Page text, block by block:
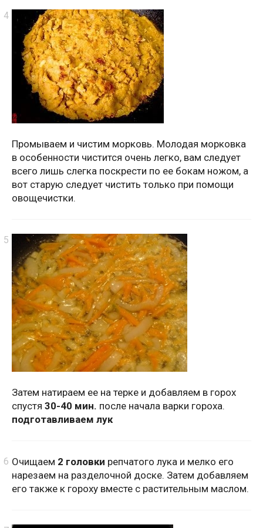
Промываем и чистим морковь. Молодая морковка
в особенности чистится очень легко, вам следует
всего лишь слегка поскрести по ее бокам ножом, а
вот старую следует чистить только при помощи
овощечистки.
Затем натираем ее на терке и добавляем в горох
спустя 30-40 мин. после начала варки гороха.
подготавливаем лук
Очищаем 2 головки репчатого лука и мелко его
нарезаем на разделочной доске. Затем добавляем
его также к гороху вместе с растительным маслом.